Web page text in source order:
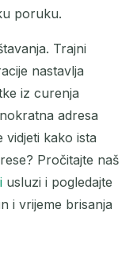
e-poštu
15 sekundi
poruku.
Trajni
nastavlja
iz curenja
adresa
vidjeti kako ista
Pročitajte naš
usluzi i pogledajte
i vrijeme brisanja